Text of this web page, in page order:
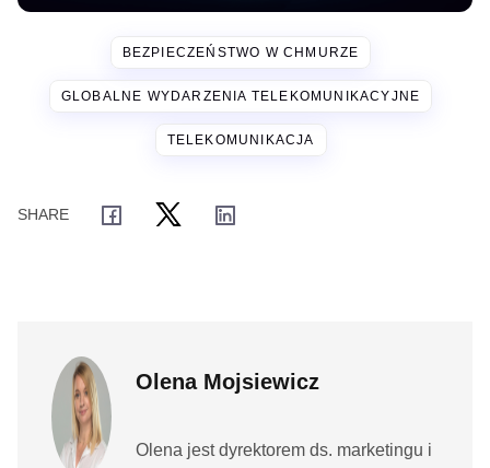
BEZPIECZEŃSTWO W CHMURZE
GLOBALNE WYDARZENIA TELEKOMUNIKACYJNE
TELEKOMUNIKACJA
Olena Mojsiewicz
Olena jest dyrektorem ds. marketingu i